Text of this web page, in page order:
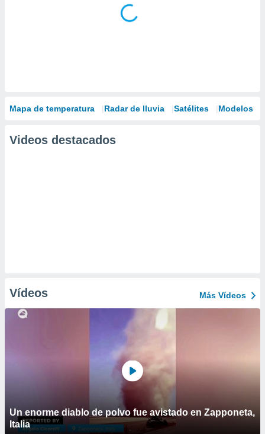
Mapa de temperatura Radar de lluvia Satélites Modelos
Videos destacados
Vídeos Más Vídeos
Un enorme diablo de polvo fue avistado en Zapponeta,
Italia